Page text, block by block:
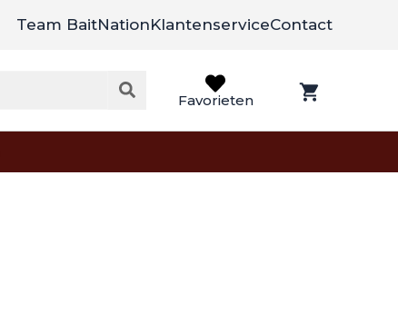
Team BaitNationKlantenserviceContact
Favorieten